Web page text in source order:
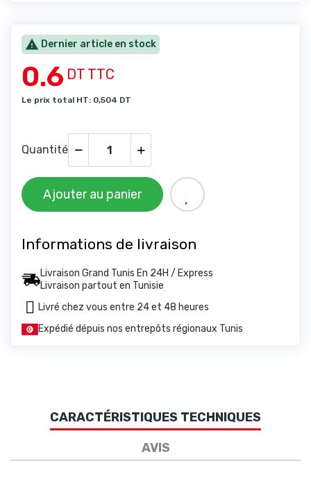
 Dernier article en stock
0.6DT TTC
Le prix total HT: 0,504 DT
Quantité
Ajouter au panier
Informations de livraison
Livraison Grand Tunis En 24H / Express
Livraison partout en Tunisie
Expédié dépuis nos entrepôts régionaux Tunis
Livré chez vous entre 24 et 48 heures
CARACTÉRISTIQUES TECHNIQUES
AVIS